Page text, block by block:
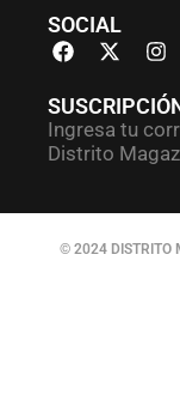
SOCIAL
Ingresa tu
Distrito
© 2024 DISTRITO